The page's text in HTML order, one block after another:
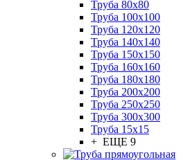
Труба 80x80
Труба 100x100
Труба 120x120
Труба 140x140
Труба 150x150
Труба 160x160
Труба 180x180
Труба 200x200
Труба 250x250
Труба 300x300
Труба 15x15
+ ЕЩЕ 9